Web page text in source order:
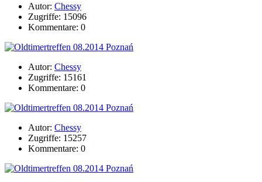
Autor: Chessy
Zugriffe: 15096
Kommentare: 0
Autor: Chessy
Zugriffe: 15161
Kommentare: 0
Autor: Chessy
Zugriffe: 15257
Kommentare: 0